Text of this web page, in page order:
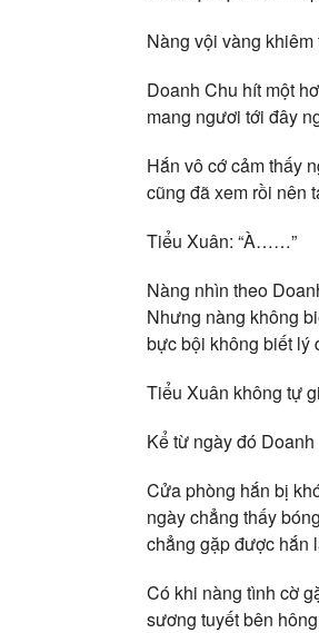
Nàng vội vàng
Doanh Chu hít một
mang ngươi tới đây
Hắn vô cớ cảm thấy
cũng đã xem rồi nên
Tiểu Xuân: “À……”
Nàng nhìn theo
Nhưng nàng không
bực bội không biết lý
Tiểu Xuân không tự
Kể từ ngày đó
Cửa phòng hắn bị
ngày chẳng thấy
chẳng gặp được hắn
Có khi nàng tình cờ
sương tuyết bên